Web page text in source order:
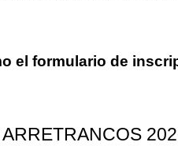
el formulario de